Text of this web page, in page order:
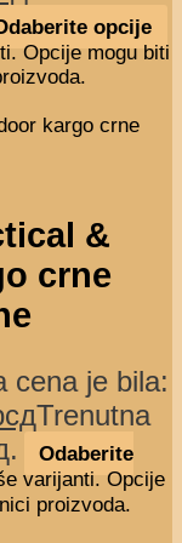
opcije
Opcije mogu biti
&
crne
cena je bila:
Trenutna
Odaberite
varijanti. Opcije
proizvoda.